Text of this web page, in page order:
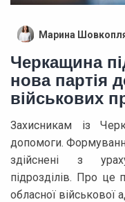
Марина
Черкащина
нова партія
військових
Захисникам із
допомоги.
здійснені з
підрозділів. Про це
обласної військової